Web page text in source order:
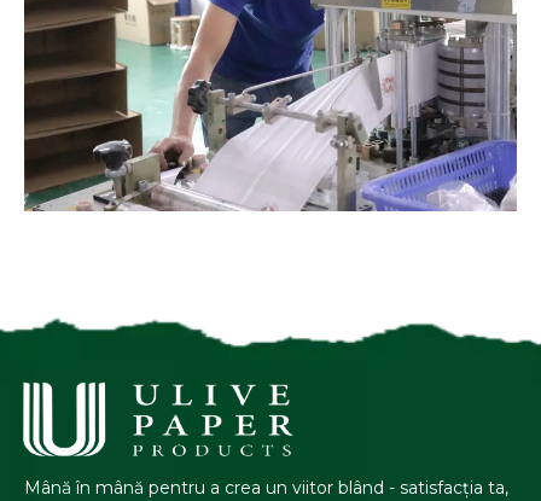
Mână în mână pentru a crea un viitor blând - satisfacția ta,